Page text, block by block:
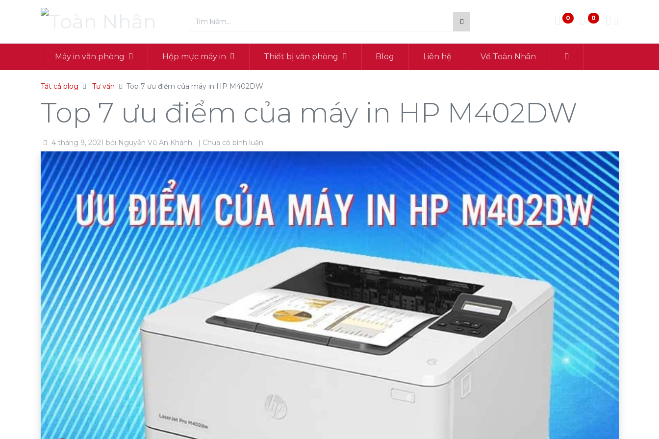
0 0
Máy in văn phòng Hộp mực máy in Thiết bị văn phòng Blog Liên hệ Về Toàn Nhân
Tất cả blog Tư vấn Top 7 ưu điểm của máy in HP M402DW
Top 7 ưu điểm của máy in HP M402DW
4 tháng 9, 2021 bởi Nguyễn Vũ An Khánh | Chưa có bình luận